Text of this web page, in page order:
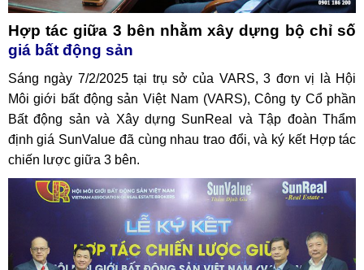
Hợp tác giữa 3 bên nhằm xây dựng bộ chỉ số
giá bất động sản
Sáng ngày 7/2/2025 tại trụ sở của VARS, 3 đơn vị là Hội
Môi giới bất động sản Việt Nam (VARS), Công ty Cổ phần
Bất động sản và Xây dựng SunReal và Tập đoàn Thẩm
định giá SunValue đã cùng nhau trao đổi, và ký kết Hợp tác
chiến lược giữa 3 bên.